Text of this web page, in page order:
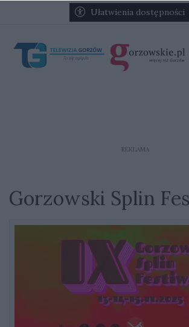
Przejdź do głównych treści
Przejdź do głównego menuUłatwienia dostępności
REKLAMA
Gorzowski Splin